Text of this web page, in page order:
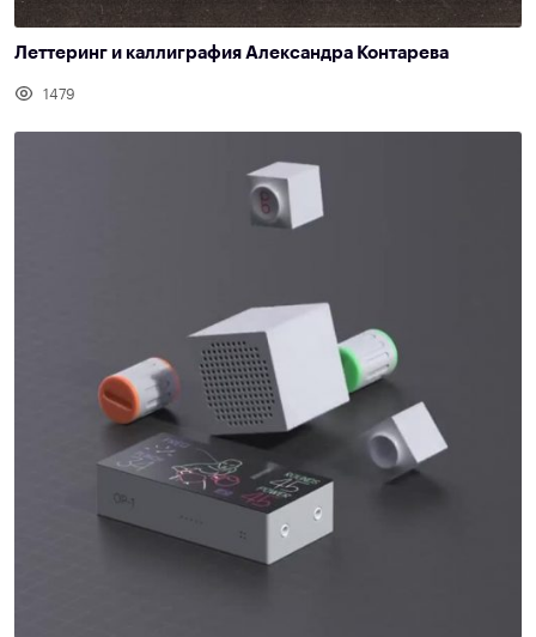
Леттеринг и каллиграфия Александра Контарева
1479